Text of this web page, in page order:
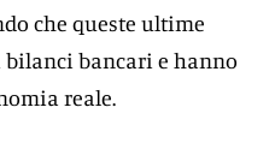
che queste ultime
bancari e hanno
reale.